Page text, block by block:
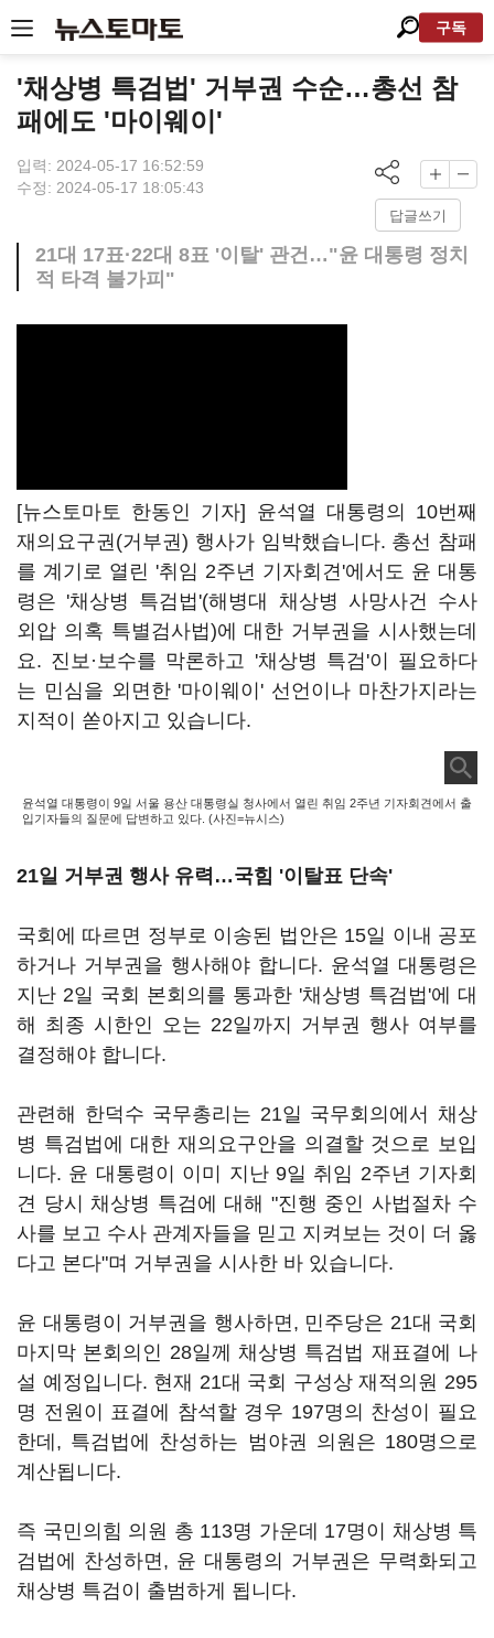
구독
'채상병 특검법' 거부권 수순…총선 참
패에도 '마이웨이'
입력: 2024-05-17 16:52:59
수정: 2024-05-17 18:05:43
답글쓰기
21대 17표·22대 8표 '이탈' 관건…"윤 대통령 정치
적 타격 불가피"
[뉴스토마토 한동인 기자] 윤석열 대통령의 10번째
재의요구권(거부권) 행사가 임박했습니다. 총선 참패
를 계기로 열린 '취임 2주년 기자회견'에서도 윤 대통
령은 '채상병 특검법'(해병대 채상병 사망사건 수사
외압 의혹 특별검사법)에 대한 거부권을 시사했는데
요. 진보·보수를 막론하고 '채상병 특검'이 필요하다
는 민심을 외면한 '마이웨이' 선언이나 마찬가지라는
지적이 쏟아지고 있습니다.
윤석열 대통령이 9일 서울 용산 대통령실 청사에서 열린 취임 2주년 기자회견에서 출
입기자들의 질문에 답변하고 있다. (사진=뉴시스)
21일 거부권 행사 유력…국힘 '이탈표 단속'
국회에 따르면 정부로 이송된 법안은 15일 이내 공포
하거나 거부권을 행사해야 합니다. 윤석열 대통령은
지난 2일 국회 본회의를 통과한 '채상병 특검법'에 대
해 최종 시한인 오는 22일까지 거부권 행사 여부를
결정해야 합니다.
관련해 한덕수 국무총리는 21일 국무회의에서 채상
병 특검법에 대한 재의요구안을 의결할 것으로 보입
니다. 윤 대통령이 이미 지난 9일 취임 2주년 기자회
견 당시 채상병 특검에 대해 "진행 중인 사법절차 수
사를 보고 수사 관계자들을 믿고 지켜보는 것이 더 옳
다고 본다"며 거부권을 시사한 바 있습니다.
윤 대통령이 거부권을 행사하면, 민주당은 21대 국회
마지막 본회의인 28일께 채상병 특검법 재표결에 나
설 예정입니다. 현재 21대 국회 구성상 재적의원 295
명 전원이 표결에 참석할 경우 197명의 찬성이 필요
한데, 특검법에 찬성하는 범야권 의원은 180명으로
계산됩니다.
즉 국민의힘 의원 총 113명 가운데 17명이 채상병 특
검법에 찬성하면, 윤 대통령의 거부권은 무력화되고
채상병 특검이 출범하게 됩니다.